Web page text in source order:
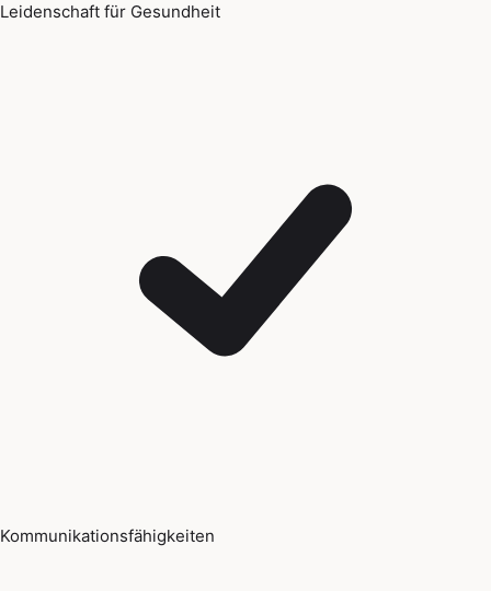
Leidenschaft für Gesundheit
Kommunikationsfähigkeiten